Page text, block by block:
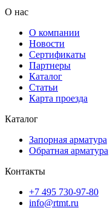
О нас
О компании
Новости
Сертификаты
Партнеры
Каталог
Статьи
Карта проезда
Каталог
Запорная арматура
Обратная арматура
Контакты
+7 495 730-97-80
info@rtmt.ru